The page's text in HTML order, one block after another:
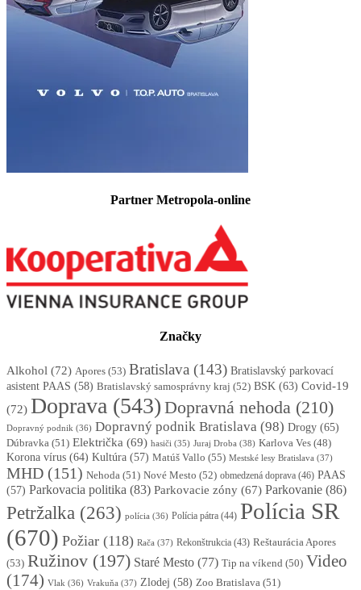
Partner Metropola-online
Značky
Alkohol (72) Apores (53) Bratislava (143) Bratislavský parkovací
asistent PAAS (58) Bratislavský samosprávny kraj (52) BSK (63) Covid-19
(72) Doprava (543) Dopravná nehoda (210)
Dopravný podnik (36) Dopravný podnik Bratislava (98) Drogy (65)
Dúbravka (51) Električka (69) hasiči (35) Juraj Droba (38) Karlova Ves (48)
Korona vírus (64) Kultúra (57) Matúš Vallo (55) Mestské lesy Bratislava (37)
MHD (151) Nehoda (51) Nové Mesto (52) obmedzená doprava (46) PAAS
(57) Parkovacia politika (83) Parkovacie zóny (67) Parkovanie (86)
Petržalka (263) polícia (36) Polícia pátra (44) Polícia SR
(670) Požiar (118) Rača (37) Rekonštrukcia (43) Reštaurácia Apores
(53) Ružinov (197) Staré Mesto (77) Tip na víkend (50) Video
(174) Vlak (36) Vrakuňa (37) Zlodej (58) Zoo Bratislava (51)